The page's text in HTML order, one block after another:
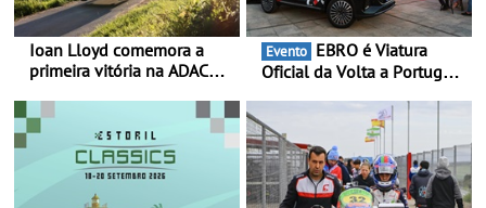
Ioan Lloyd comemora a
primeira vitória na ADAC
Schönborn é a segunda
mulher a subir ao pódio na
Rally Cup
Evento
Oficial da Volta a Portugal
presença nacional ao lado
da mítica prova de ciclismo
e leva a sua gama SUV
multi-energia às estradas
de Portugal